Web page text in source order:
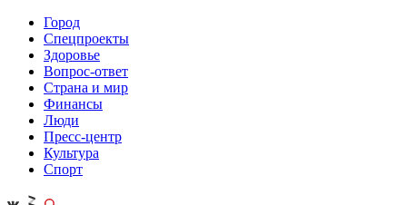
Город
Спецпроекты
Здоровье
Вопрос-ответ
Страна и мир
Финансы
Люди
Пресс-центр
Культура
Спорт